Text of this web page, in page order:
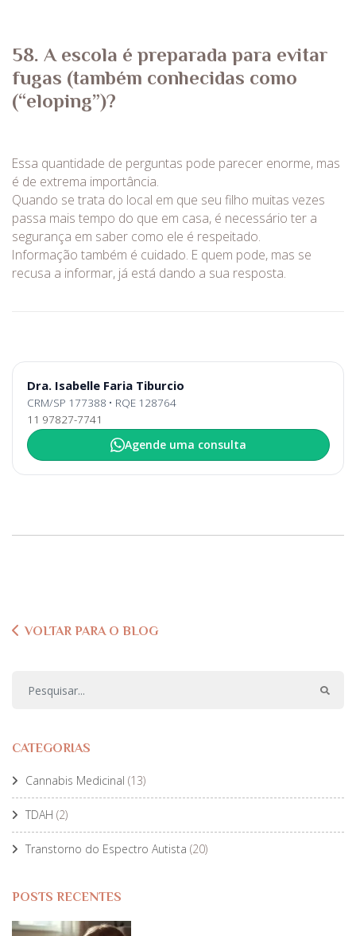
58. A escola é preparada para evitar
fugas (também conhecidas como
(“eloping”)?
Essa quantidade de perguntas pode parecer enorme, mas
é de extrema importância.
Quando se trata do local em que seu filho muitas vezes
passa mais tempo do que em casa, é necessário ter a
segurança em saber como ele é respeitado.
Informação também é cuidado. E quem pode, mas se
recusa a informar, já está dando a sua resposta.
Dra. Isabelle Faria Tiburcio
CRM/SP 177388 • RQE 128764
11 97827-7741
Agende uma consulta
VOLTAR PARA O BLOG
CATEGORIAS
Cannabis Medicinal (13)
TDAH (2)
Transtorno do Espectro Autista (20)
POSTS RECENTES